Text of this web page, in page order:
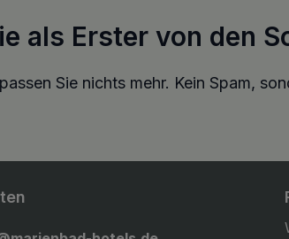
als Erster von den
Sie nichts mehr. Kein Spam,